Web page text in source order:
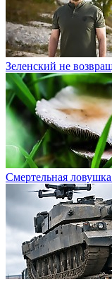
Зеленский не
Смертельная ловушка